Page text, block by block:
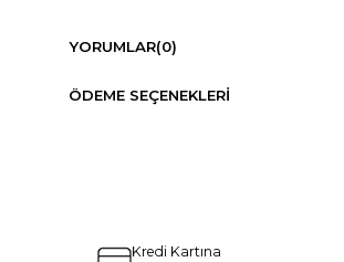
YORUMLAR(0)
ÖDEME SEÇENEKLERI
Kredi Kartına